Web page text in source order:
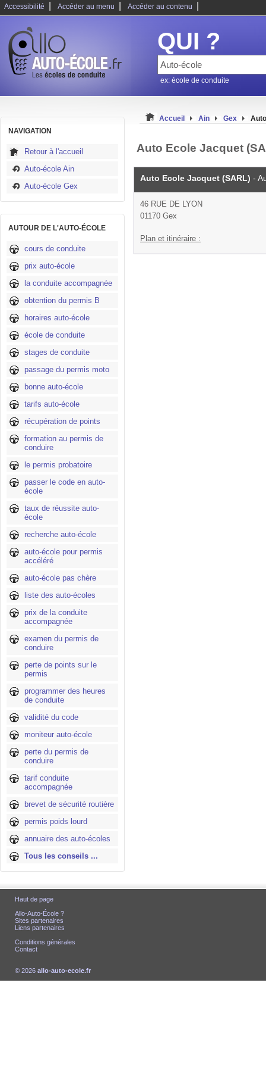
Accessibilité Accéder au menu Accéder au contenu
QUI ?
ex: école de conduite
NAVIGATION
Retour à l'accueil
Auto-école Ain
Auto-école Gex
AUTOUR DE L'AUTO-ÉCOLE
cours de conduite
prix auto-école
la conduite accompagnée
obtention du permis B
horaires auto-école
école de conduite
stages de conduite
passage du permis moto
bonne auto-école
tarifs auto-école
récupération de points
formation au permis de
conduire
le permis probatoire
passer le code en auto-
école
taux de réussite auto-
école
recherche auto-école
auto-école pour permis
accéléré
auto-école pas chère
liste des auto-écoles
prix de la conduite
accompagnée
examen du permis de
conduire
perte de points sur le
permis
programmer des heures
de conduite
validité du code
moniteur auto-école
perte du permis de
conduire
tarif conduite
accompagnée
brevet de sécurité routière
permis poids lourd
annuaire des auto-écoles
Tous les conseils ...
Accueil Ain Gex
Auto Ecole Jacquet
Auto Ecole Jacquet (SARL) -
46 RUE DE LYON
01170 Gex
Plan et itinéraire :
Haut de page
Allo-Auto-École ?
Sites partenaires
Liens partenaires
Conditions générales
Contact
© 2026 allo-auto-ecole.fr